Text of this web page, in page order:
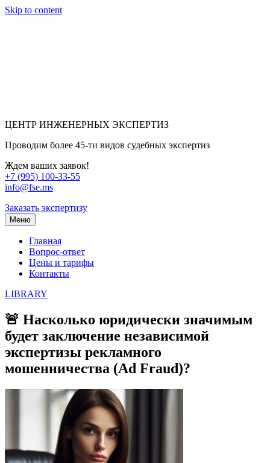
Skip to content
ЦЕНТР ИНЖЕНЕРНЫХ ЭКСПЕРТИЗ
Проводим более 45-ти видов судебных экспертиз
Ждем ваших заявок!
+7 (995) 100-33-55
info@fse.ms
Заказать экспертизу
Меню
Главная
Вопрос-ответ
Цены и тарифы
Контакты
LIBRARY
🚨 Насколько юридически значимым
будет заключение независимой
экспертизы рекламного
мошенничества (Ad Fraud)?